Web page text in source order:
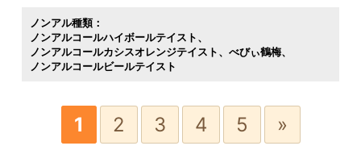
ノンアル種類：
ノンアルコールハイボールテイスト
ノンアルコールカシスオレンジテイスト
べびぃ鶴梅
ノンアルコールビールテイスト
1 2 3 4 5 »